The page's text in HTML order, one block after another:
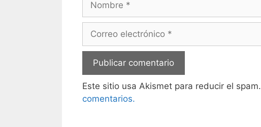
electrónico
Este sitio usa Akismet para reducir el spam.
comentarios.